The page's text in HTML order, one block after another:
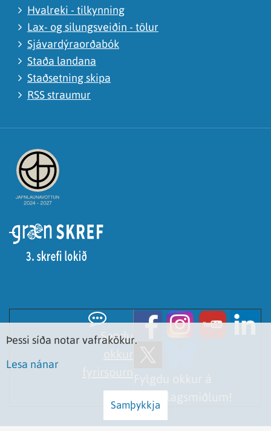
Hvalreki - tilkynning
Lax- og silungsveiðin - tölur
Sjávardýraorðabók
Staða landana
Staðsetning skipa
RSS straumur
Sendu
Þessi síða notar vafrakökur.
Lesa nánar
Samþykkja